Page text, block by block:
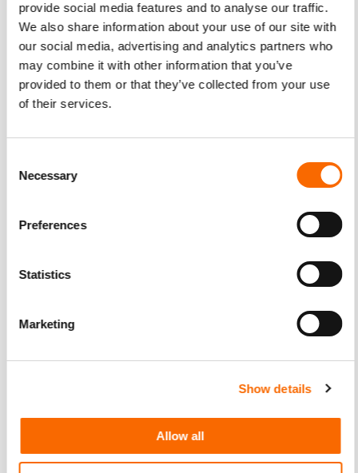
provide social media features and to analyse our traffic.
We also share information about your use of our site with
our social media, advertising and analytics partners who
may combine it with other information that you’ve
provided to them or that they’ve collected from your use
of their services.
Selection
Necessary
Preferences
Statistics
Marketing
Show details
Allow all
zijn dus een onmisbare tool wanneer jij als bedrijf slimme
marketing wilt combineren met de nieuwste trend.